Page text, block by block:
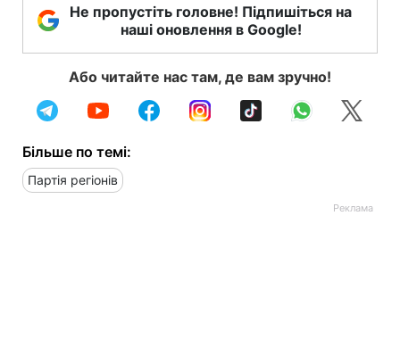
Не пропустіть головне! Підпишіться на
наші оновлення в Google!
Або читайте нас там, де вам зручно!
Більше по темі:
Партія регіонів